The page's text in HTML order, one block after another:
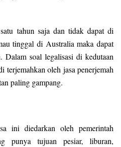
tahun saja dan tidak dapat di
tinggal di Australia maka dapat
Dalam soal legalisasi di kedutaan
terjemahkan oleh jasa penerjemah
paling gampang.
ini diedarkan oleh pemerintah
punya tujuan pesiar, liburan,